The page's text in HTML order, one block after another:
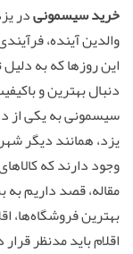
خرید سیسمونیدر
والدین آینده،
این روزها که به
دنبال بهترین و
سیسمونی به یکی از
یزد، همانند دیگر
وجود دارند که
مقاله، قصد داریم
بهترین فروشگاه‌ها،
اقلام باید مدنظر